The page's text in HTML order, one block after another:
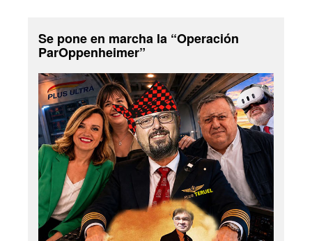
Se pone en marcha la “Operación
ParOppenheimer”